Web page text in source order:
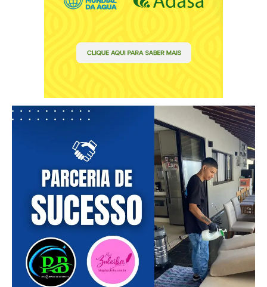
Included for free:
Etiam est nibh, lobortis sit
Praesent euismod ac
Ut mollis pellentesque tortor
Nullam eu erat condimentum
Donec quis est ac felis
Orci varius natoque dolor